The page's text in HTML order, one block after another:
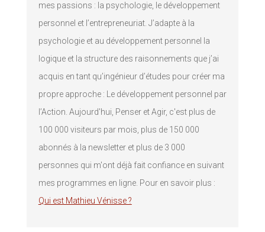
mes passions : la psychologie, le développement
personnel et l’entrepreneuriat. J’adapte à la
psychologie et au développement personnel la
logique et la structure des raisonnements que j’ai
acquis en tant qu’ingénieur d’études pour créer ma
propre approche : Le développement personnel par
l’Action. Aujourd'hui, Penser et Agir, c'est plus de
100 000 visiteurs par mois, plus de 150 000
abonnés à la newsletter et plus de 3 000
personnes qui m'ont déjà fait confiance en suivant
mes programmes en ligne. Pour en savoir plus :
Qui est Mathieu Vénisse ?